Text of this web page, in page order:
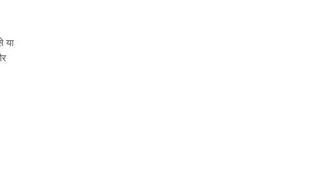
या